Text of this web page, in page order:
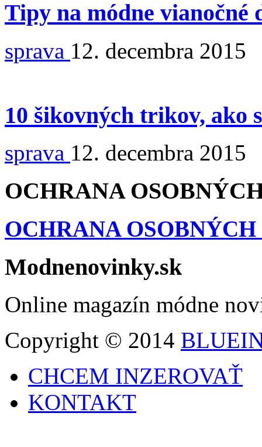
Tipy na módne vianočné
sprava 12. decembra 2015
10 šikovných trikov, ako
sprava 12. decembra 2015
OCHRANA
OCHRANA
Modnenovinky.sk
Online magazín módne
Copyright © 2014
CHCEM INZEROVAŤ
KONTAKT